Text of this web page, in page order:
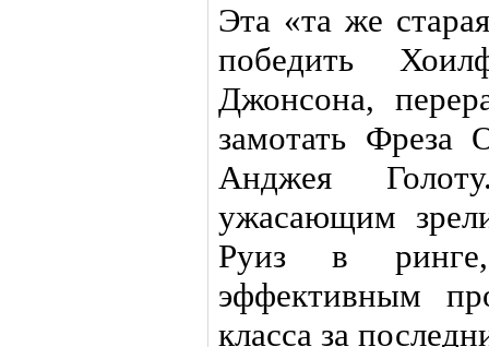
Эта «та же
победить
Джонсона,
замотать Фреза
Анджея
ужасающим
Руиз в
эффективным
класса за